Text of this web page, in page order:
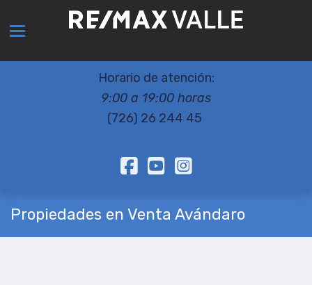
Toggle navigation
Horario de atención:
9:00 a 19:00 horas
(726) 26 244 45
Propiedades en Venta Avándaro